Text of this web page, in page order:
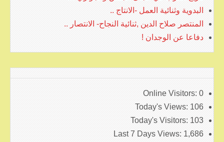
البدوية وثنائية العمل -الانتاج ..
المنتصر صلاح الدين ,ثنائية النجاح- الانتصار ..
دفاعا عن الوجدان !
Online Visitors: 0
Today's Views: 106
Today's Visitors: 103
Last 7 Days Views: 1,686